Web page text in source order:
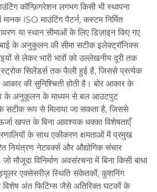
कॉन्फ़िगरेशन लगभग किसी भी स्थापना
ISO माउंटिंग पैटर्न, कस्टम निर्मित
या स्थान सीमाओं के लिए डिज़ाइन किए गए
के अनुकूलन की सीमा सटीक इलेक्ट्रॉनिक्स
से लेकर भारी भारों को उल्लेखनीय दूरी तक
स्ट्रोक सिलेंडर्स तक फैली हुई है, जिससे प्रत्येक
की सुनिश्चिती होती है। बोर आकार के
के अनुकूलन के माध्यम से बल आउटपुट
के सटीक रूप से मिलाया जा सकता है, जिससे
खपत के बिना आवश्यक धक्का विशेषताएँ
के साथ एकीकरण क्षमताओं में प्रमुख
नियंत्रण नेटवर्क्स और औद्योगिक संचार
मौजूदा विनिर्माण अवसंरचना में बिना किसी बाधा
एक्सेसरीज़ स्थिति संकेतकों, कुशनिंग
विशेष अंत फिटिंग्स जैसे अतिरिक्त घटकों के